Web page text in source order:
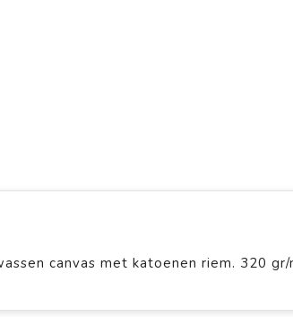
canvas met katoenen riem. 320 gr/